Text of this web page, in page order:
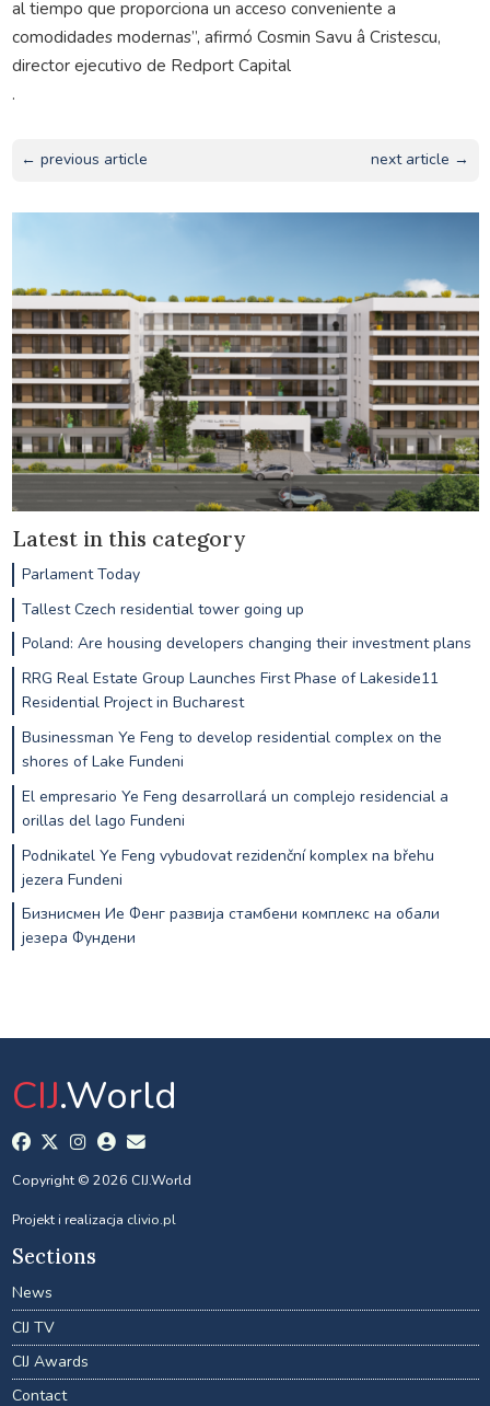
al tiempo que proporciona un acceso conveniente a
comodidades modernas”, afirmó Cosmin Savu â Cristescu,
director ejecutivo de Redport Capital
.
← previous article next article →
Latest in this category
Parlament Today
Tallest Czech residential tower going up
Poland: Are housing developers changing their investment plans
RRG Real Estate Group Launches First Phase of Lakeside11
Residential Project in Bucharest
Businessman Ye Feng to develop residential complex on the
shores of Lake Fundeni
El empresario Ye Feng desarrollará un complejo residencial a
orillas del lago Fundeni
Podnikatel Ye Feng vybudovat rezidenční komplex na břehu
jezera Fundeni
Бизнисмен Ие Фенг развија стамбени комплекс на обали
језера Фундени
CIJ.World
Copyright © 2026 CIJ.World
Projekt i realizacja clivio.pl
Sections
News
CIJ TV
CIJ Awards
Contact